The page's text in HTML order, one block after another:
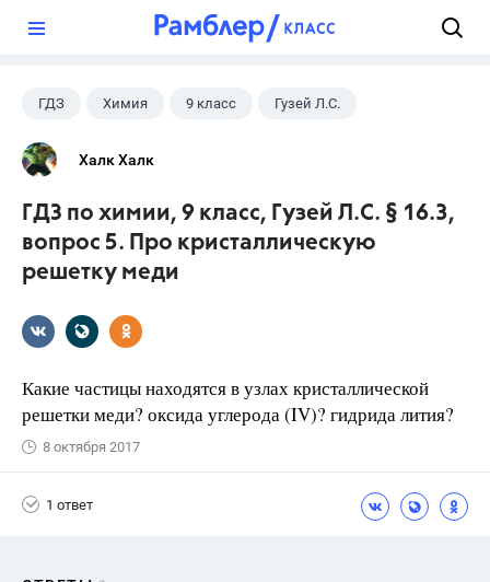
ГДЗ Химия 9 класс Гузей Л.С.
Халк Халк
ГДЗ по химии, 9 класс, Гузей Л.С. § 16.3,
вопрос 5. Про кристаллическую
решетку меди
Какие частицы находятся в узлах кристаллической
решетки меди? оксида углерода (IV)? гидрида лития?
8 октября 2017
1 ответ